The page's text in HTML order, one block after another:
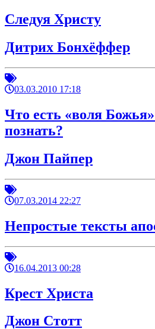
Следуя Христу
Дитрих Бонхёффер
03.03.2010 17:18
Что есть «воля
познать?
Джон Пайпер
07.03.2014 22:27
Непростые тексты
16.04.2013 00:28
Крест Христа
Джон Стотт